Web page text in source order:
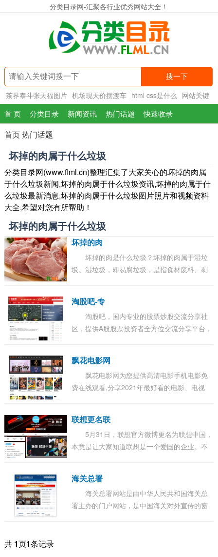
分类目录网-汇聚各行业优秀网站大全！
搜一下
茶界泰斗张天福图片 机场现天价摆渡车 html css是什么 网站关键
首 页 分类目录 新闻资讯 热门话题 快速收录
首页热门话题
坏掉的肉属于什么垃圾
分类目录网(www.flml.cn)整理汇集了大家关心的坏掉的肉属
于什么垃圾新闻,坏掉的肉属于什么垃圾资讯,坏掉的肉属于什
么垃圾最新消息,坏掉的肉属于什么垃圾图片照片和视频资料
大全,希望对您有所帮助！
坏掉的肉属于什么垃圾
坏掉的肉
坏掉的肉是什么垃圾？坏掉的肉属于湿垃
圾。湿垃圾，即易腐垃圾，是指食材废料、剩
中，纯...
淘股吧-专
淘股吧，国内专业的股票炒股交流分享社
区，提供A股股票投资者全方位交流分享平台，
股...
飘花电影网
飘花电影网为您提供高清电影手机电影免
费在线观看,分享2021年最好看的电影、电视
联想更名联
5月31日，联想官方微博更名为联想中国，
本意是让大家知道联想是一个爱国的企业。不
家...
海关总署
海关总署网站是由中华人民共和国海关总
署主办的门户网站，是中国海关对外宣传的窗
共 1页1条记录